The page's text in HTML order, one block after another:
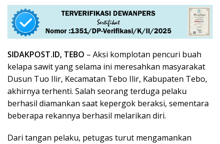
SIDAKPOST.ID, TEBO – Aksi komplotan pencuri buah
kelapa sawit yang selama ini meresahkan masyarakat
Dusun Tuo Ilir, Kecamatan Tebo Ilir, Kabupaten Tebo,
akhirnya terhenti. Salah seorang terduga pelaku
berhasil diamankan saat kepergok beraksi, sementara
beberapa rekannya berhasil melarikan diri.
Dari tangan pelaku, petugas turut mengamankan